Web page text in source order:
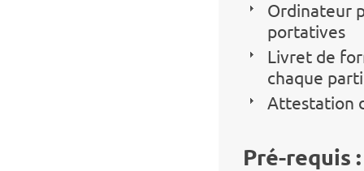
Ordinateur
portatives
Livret de
chaque
Attestation
Pré-requis :